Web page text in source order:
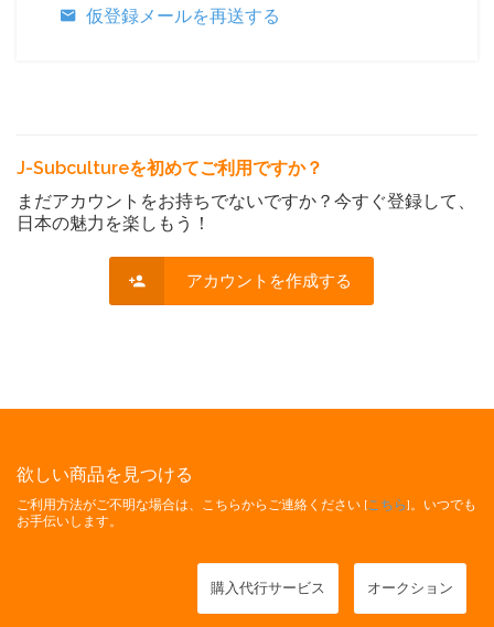
仮登録メールを再送する
J-Subcultureを初めてご利用ですか？
まだアカウントをお持ちでないですか？今すぐ登録して、
日本の魅力を楽しもう！
アカウントを作成する
欲しい商品を見つける
ご利用方法がご不明な場合は、こちらからご連絡ください [こちら]。いつでも
お手伝いします。
購入代行サービス オークション